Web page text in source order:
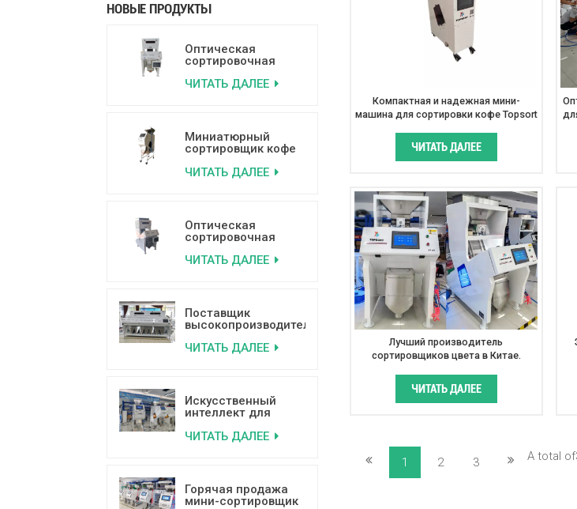
НОВЫЕ ПРОДУКТЫ
Оптическая
сортировочная
на основе
500-800 кг/ч
ЧИТАТЬ ДАЛЕЕ
Миниатюрный
сортировщик кофе
интеллектом по
гниющих и
сломанных
кофейных зерен.
ЧИТАТЬ ДАЛЕЕ
Оптическая
сортировочная
цвету с
на основе
искусственного
интеллекта.
ЧИТАТЬ ДАЛЕЕ
Поставщик
высокопроизводительных
машин для кокосов
ЧИТАТЬ ДАЛЕЕ
Искусственный
интеллект для
цвету фисташек.
обучения.
ЧИТАТЬ ДАЛЕЕ
Горячая продажа
мини-сортировщик
Компактная и надежная мини-
машина для сортировки кофе Topsort
ЧИТАТЬ ДАЛЕЕ
Лучший производитель
сортировщиков цвета в Китае.
кофе.
ЧИТАТЬ ДАЛЕЕ
1 2 3 A total of